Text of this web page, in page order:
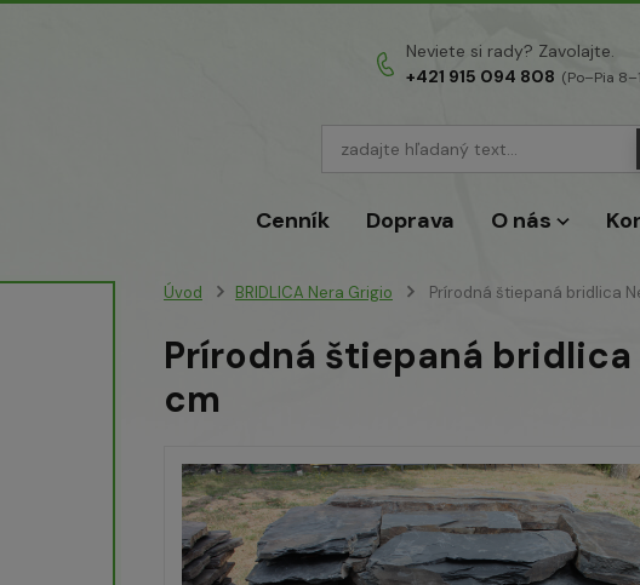
Cenník Doprava O nás
Neviete si rady? Zavolajte.
+421 915 094 808 (Po–Pia
Úvod BRIDLICA Nera Grigio Prírodná štiepaná bridlica
Prírodná štiepaná
cm